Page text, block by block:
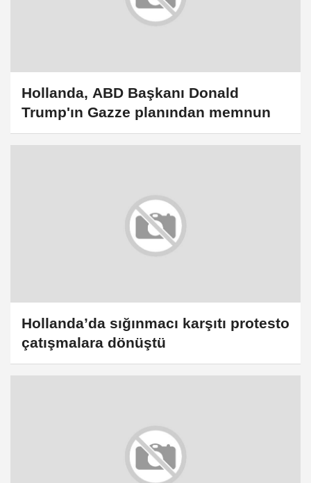
Hollanda, ABD Başkanı Donald
Trump'ın Gazze planından memnun
Hollanda’da sığınmacı karşıtı protesto
çatışmalara dönüştü